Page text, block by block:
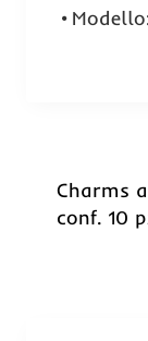
Charms
conf. 10